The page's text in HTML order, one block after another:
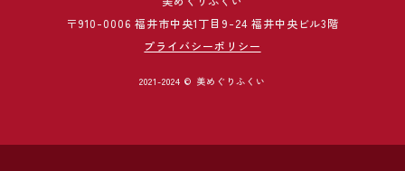
〒910-0006 福井市中央1丁目9-24 福井中央ビル3階
プライバシーポリシー
2021-2024 © 美めぐりふくい